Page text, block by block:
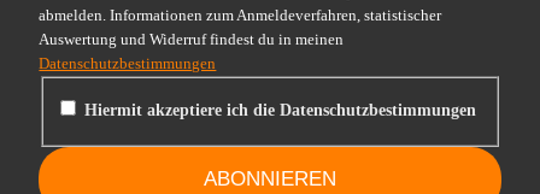
abmelden. Informationen zum Anmeldeverfahren, statistischer
Auswertung und Widerruf findest du in meinen
Datenschutzbestimmungen
Hiermit akzeptiere ich die Datenschutzbestimmungen